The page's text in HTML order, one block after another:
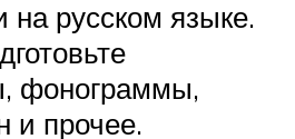
на русском языке.
фонограммы,
и прочее.